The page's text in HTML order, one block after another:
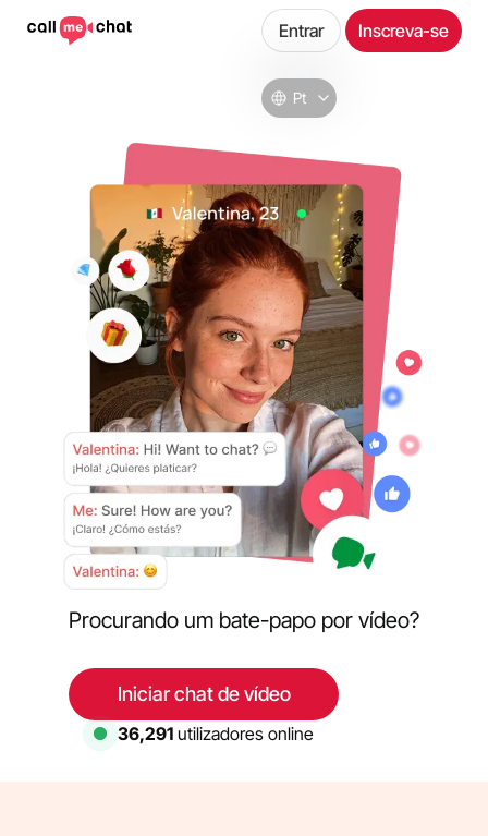
Pt
Entrar Inscreva-se
Procurando um bate-papo por vídeo?
Iniciar chat de vídeo
36,291 utilizadores online